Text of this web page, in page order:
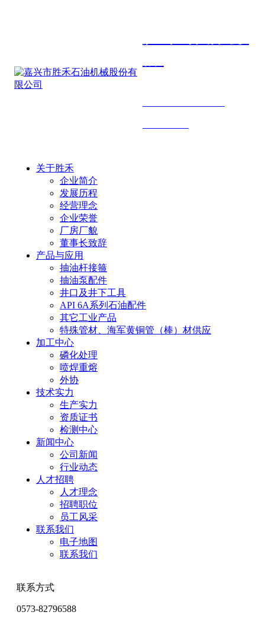
关于胜禾
企业简介
发展历程
经营理念
企业荣誉
厂房厂貌
董事长致辞
产品与应用
抽油杆接箍
抽油泵配件
井口及井下工具
API 6A系列石油配件
其它工业产品
特殊管材、海军黄铜管（棒）材供应
加工中心
磷化处理
喷焊重熔
外协
技术实力
生产实力
资质证书
检测中心
新闻中心
公司新闻
行业动态
人才招聘
人才理念
招聘职位
员工风采
联系我们
电子地图
联系我们
联系方式
0573-82796588